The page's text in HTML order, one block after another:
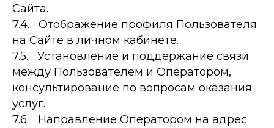
Сайта.
7.4. Отображение профиля Пользователя
на Сайте в личном кабинете.
7.5. Установление и поддержание связи
между Пользователем и Оператором,
консультирование по вопросам оказания
услуг.
7.6. Направление Оператором на адрес